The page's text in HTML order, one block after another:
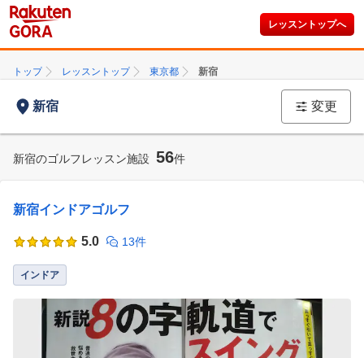
レッスントップへ
トップ レッスントップ 東京都 新宿
新宿 変更
新宿のゴルフレッスン施設 56件
新宿インドアゴルフ
5.0 13件
インドア